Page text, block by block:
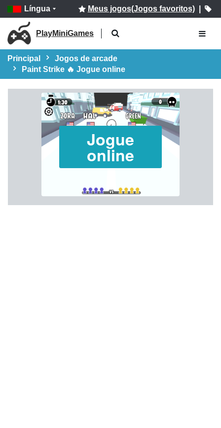
Língua Meus jogos(Jogos favoritos)|
PlayMiniGames
Principal
Jogos de arcade
Paint Strike 🔥 Jogue online
Jogue
online